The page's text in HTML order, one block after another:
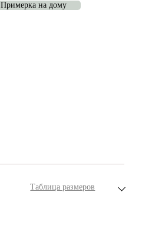
Примерка на дому
Таблица размеров